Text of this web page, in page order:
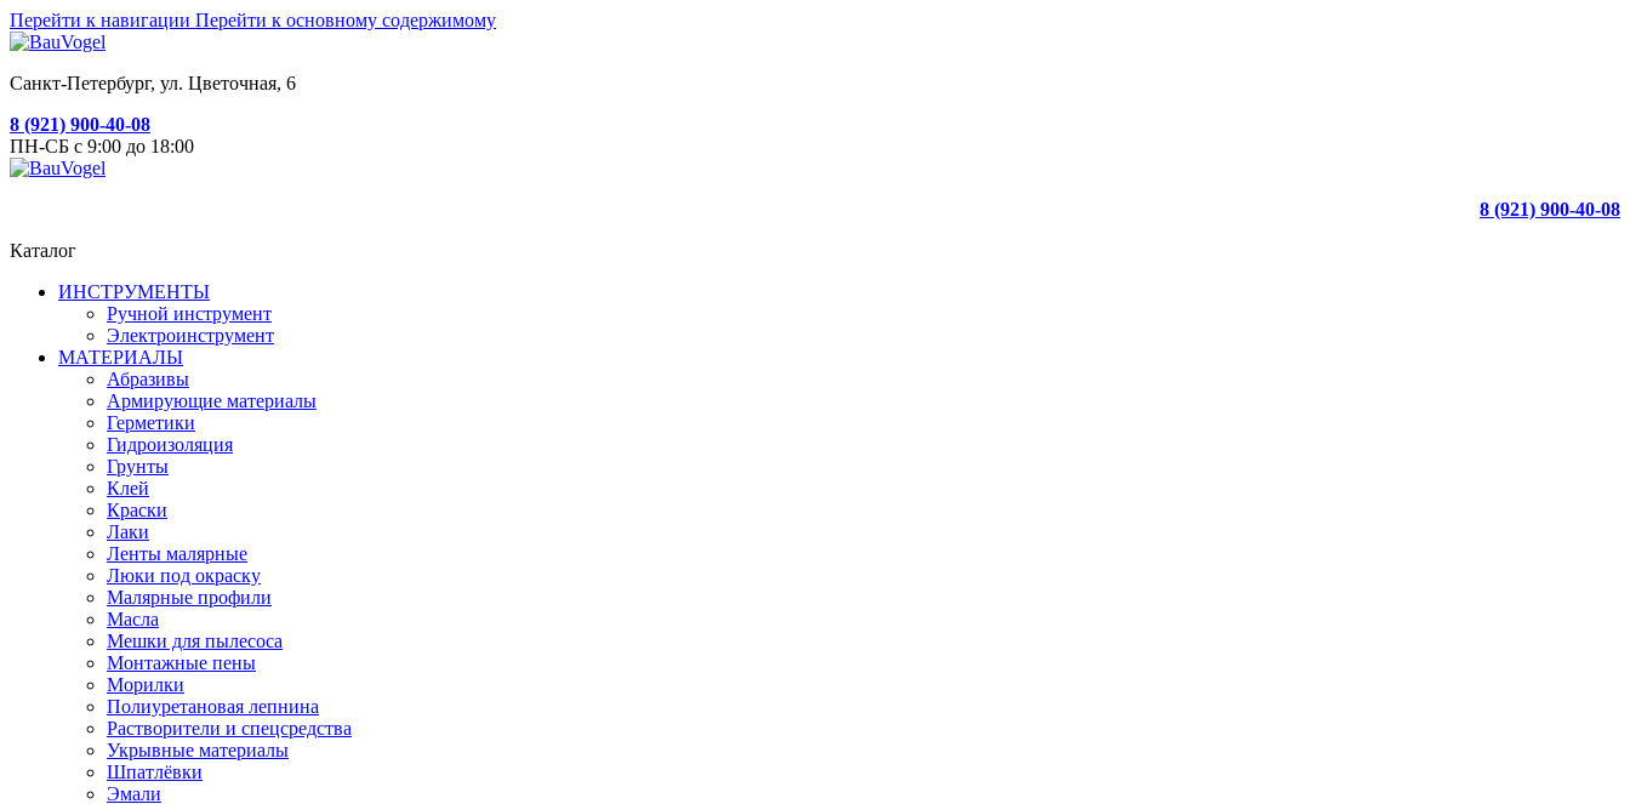
Перейти к навигации Перейти к основному содержимому
Санкт-Петербург, ул. Цветочная, 6
8 (921) 900-40-08
ПН-СБ с 9:00 до 18:00
8 (921) 900-40-08
Каталог
ИНСТРУМЕНТЫ
Ручной инструмент
Электроинструмент
МАТЕРИАЛЫ
Абразивы
Армирующие материалы
Герметики
Гидроизоляция
Грунты
Клей
Краски
Лаки
Ленты малярные
Люки под окраску
Малярные профили
Масла
Мешки для пылесоса
Монтажные пены
Морилки
Полиуретановая лепнина
Растворители и спецсредства
Укрывные материалы
Шпатлёвки
Эмали